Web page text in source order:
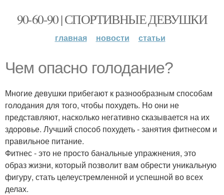
90-60-90 | СПОРТИВНЫЕ ДЕВУШКИ
главная новости статьи
Чем опасно голодание?
Многие девушки прибегают к разнообразным способам
голодания для того, чтобы похудеть. Но они не
представляют, насколько негативно сказывается на их
здоровье. Лучший способ похудеть - занятия фитнесом и
правильное питание.
Фитнес - это не просто банальные упражнения, это
образ жизни, который позволит вам обрести уникальную
фигуру, стать целеустремленной и успешной во всех
делах.